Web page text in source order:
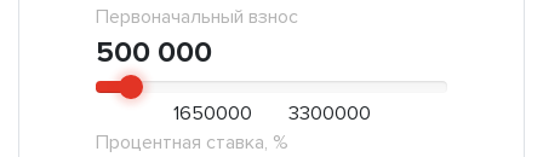
Первоначальный взнос
500 000
1650000
3300000
Процентная ставка, %